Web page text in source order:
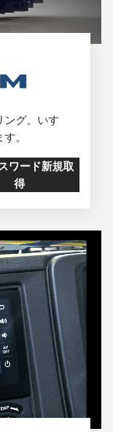
グ。 いすゞ
。
ワード新規取
得